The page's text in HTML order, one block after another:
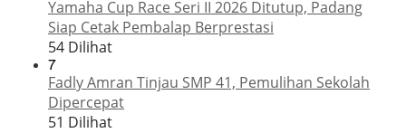
Yamaha Cup Race Seri II 2026 Ditutup, Padang
Siap Cetak Pembalap Berprestasi
54 Dilihat
7
Fadly Amran Tinjau SMP 41, Pemulihan Sekolah
Dipercepat
51 Dilihat